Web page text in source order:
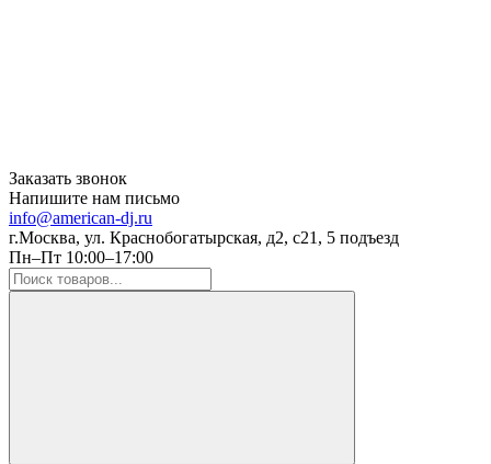
Заказать звонок
Напишите нам письмо
info@american-dj.ru
г.Москва, ул. Краснобогатырская, д2, с21, 5 подъезд
Пн–Пт 10:00–17:00